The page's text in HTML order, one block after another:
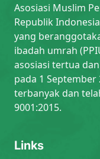
Asosiasi Muslim
Republik
yang
ibadah umrah
asosiasi tertua
pada 1
terbanyak dan
9001:2015.
Links